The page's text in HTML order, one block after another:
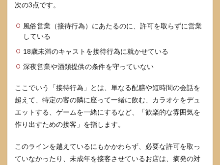
なお
の比
較
求人
情報
危な
いサ
イン
3.2
接・
体験
入店
次の3点です。
風俗営業（接待行為）にあたるのに、許可を取らずに営業
している
18歳未満のキャストを接待行為に就かせている
深夜営業や酒類提供の条件を守っていない
ここでいう「接待行為」とは、単なる配膳や短時間の会話を
超えて、特定の客の隣に座って一緒に飲む、カラオケをデュ
エットする、ゲームを一緒にするなど、「歓楽的な雰囲気を
作り出すための接客」を指します。
このラインを越えているにもかかわらず、必要な許可を取っ
ていなかったり、未成年を接客させているお店は、摘発の対